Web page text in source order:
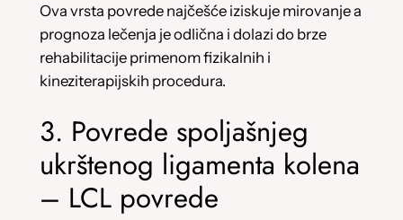
Ova vrsta povrede najčešće iziskuje mirovanje a
prognoza lečenja je odlična i dolazi do brze
rehabilitacije primenom fizikalnih i
kineziterapijskih procedura.
3. Povrede spoljašnjeg
ukrštenog ligamenta kolena
– LCL povrede